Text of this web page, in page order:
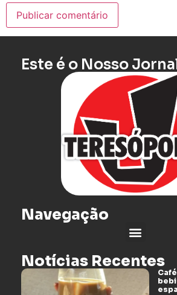
Este é o Nosso
Navegação
Notícias Recentes